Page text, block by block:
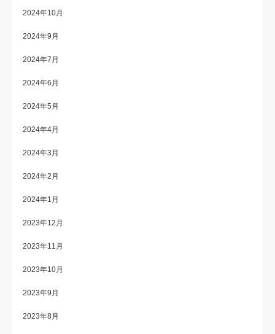
2024年10月
2024年9月
2024年7月
2024年6月
2024年5月
2024年4月
2024年3月
2024年2月
2024年1月
2023年12月
2023年11月
2023年10月
2023年9月
2023年8月